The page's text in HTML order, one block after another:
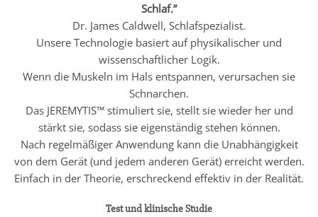
Schlaf.”
Dr. James Caldwell, Schlafspezialist.
Unsere Technologie basiert auf physikalischer und
wissenschaftlicher Logik.
Wenn die Muskeln im Hals entspannen, verursachen sie
Schnarchen.
Das JEREMYTIS™ stimuliert sie, stellt sie wieder her und
stärkt sie, sodass sie eigenständig stehen können.
Nach regelmäßiger Anwendung kann die Unabhängigkeit
von dem Gerät (und jedem anderen Gerät) erreicht werden.
Einfach in der Theorie, erschreckend effektiv in der Realität.
Test und klinische Studie